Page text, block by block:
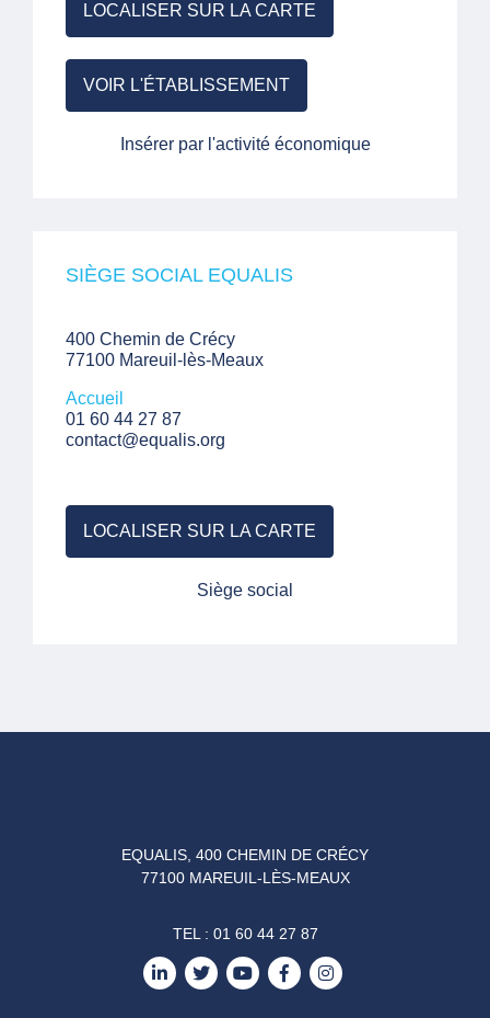
LOCALISER SUR LA CARTE
VOIR L'ÉTABLISSEMENT
Insérer par l'activité économique
SIÈGE SOCIAL EQUALIS
400 Chemin de Crécy
77100 Mareuil-lès-Meaux
Accueil
01 60 44 27 87
contact@equalis.org
LOCALISER SUR LA CARTE
Siège social
EQUALIS, 400 CHEMIN DE CRÉCY
77100 MAREUIL-LÈS-MEAUX
TEL : 01 60 44 27 87